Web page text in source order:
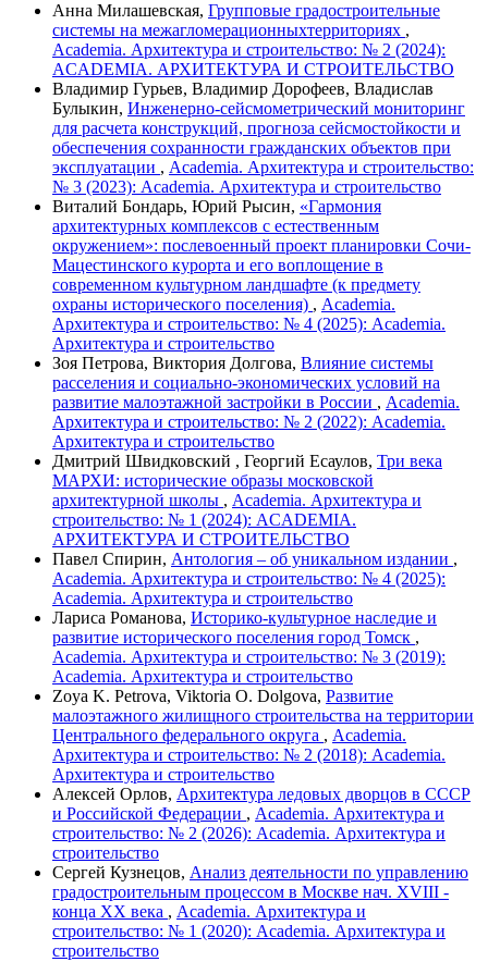
Анна Милашевская, Групповые градостроительные
системы на межагломерационныхтерриториях ,
Academia. Архитектура и строительство: № 2 (2024):
ACADEMIA. АРХИТЕКТУРА И СТРОИТЕЛЬСТВО
Владимир Гурьев, Владимир Дорофеев, Владислав
Булыкин, Инженерно-сейсмометрический мониторинг
для расчета конструкций, прогноза сейсмостойкости и
обеспечения сохранности гражданских объектов при
эксплуатации , Academia. Архитектура и строительство:
№ 3 (2023): Academia. Архитектура и строительство
Виталий Бондарь, Юрий Рысин, «Гармония
архитектурных комплексов с естественным
окружением»: послевоенный проект планировки Сочи-
Мацестинского курорта и его воплощение в
современном культурном ландшафте (к предмету
охраны исторического поселения) , Academia.
Архитектура и строительство: № 4 (2025): Academia.
Архитектура и строительство
Зоя Петрова, Виктория Долгова, Влияние системы
расселения и социально-экономических условий на
развитие малоэтажной застройки в России , Academia.
Архитектура и строительство: № 2 (2022): Academia.
Архитектура и строительство
Дмитрий Швидковский , Георгий Есаулов, Три века
МАРХИ: исторические образы московской
архитектурной школы , Academia. Архитектура и
строительство: № 1 (2024): ACADEMIA.
АРХИТЕКТУРА И СТРОИТЕЛЬСТВО
Павел Спирин, Антология – об уникальном издании ,
Academia. Архитектура и строительство: № 4 (2025):
Academia. Архитектура и строительство
Лариса Романова, Историко-культурное наследие и
развитие исторического поселения город Томск ,
Academia. Архитектура и строительство: № 3 (2019):
Academia. Архитектура и строительство
Zoya K. Petrova, Viktoria O. Dolgova, Развитие
малоэтажного жилищного строительства на территории
Центрального федерального округа , Academia.
Архитектура и строительство: № 2 (2018): Academia.
Архитектура и строительство
Алексей Орлов, Архитектура ледовых дворцов в СССР
и Российской Федерации , Academia. Архитектура и
строительство: № 2 (2026): Academia. Архитектура и
строительство
Сергей Кузнецов, Анализ деятельности по управлению
градостроительным процессом в Москве нач. XVIII -
конца XX века , Academia. Архитектура и
строительство: № 1 (2020): Academia. Архитектура и
строительство